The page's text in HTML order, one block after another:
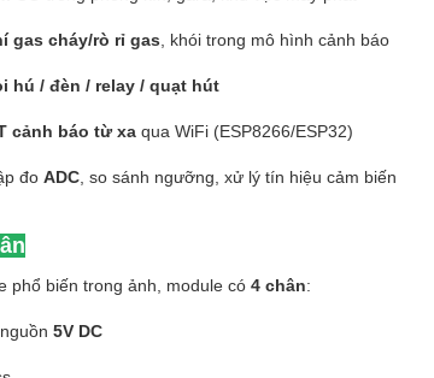
gas cháy/rò rỉ gas , khói trong mô hình cảnh báo
hú / đèn / relay / quạt hút
cảnh báo từ xa qua WiFi (ESP8266/ESP32)
đo ADC , so sánh ngưỡng, xử lý tín hiệu cảm biến
phổ biến trong ảnh, module có 4 chân:
5V DC